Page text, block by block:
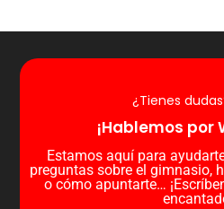
¿Tienes
¡Hablemos por
Estamos aquí para
preguntas sobre el gimnasio,
o cómo apuntarte…